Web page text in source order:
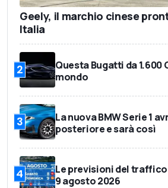
Geely, il marchio cinese
Italia
2
Questa Bugatti da 1.600
mondo
3
La nuova BMW Serie 1
posteriore e sarà così
4
Le previsioni del traffico
9 agosto 2026